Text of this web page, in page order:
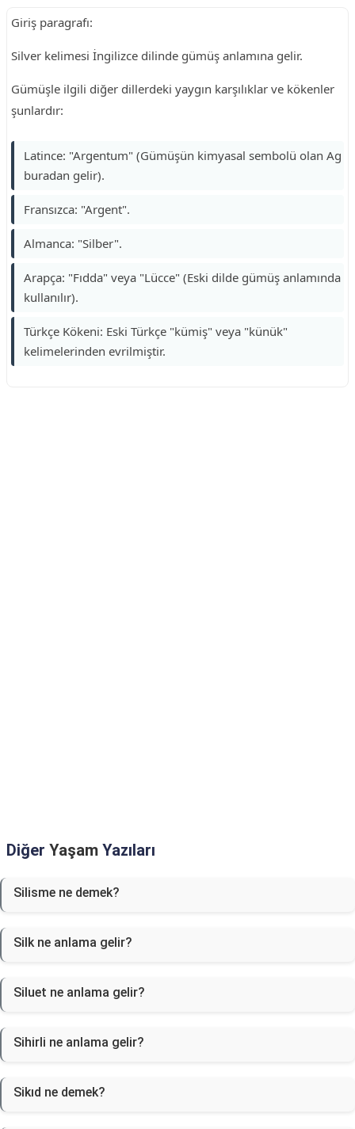
Giriş paragrafı:
Silver kelimesi İngilizce dilinde gümüş anlamına gelir.
Gümüşle ilgili diğer dillerdeki yaygın karşılıklar ve kökenler
şunlardır:
Latince: "Argentum" (Gümüşün kimyasal sembolü olan Ag
buradan gelir).
Fransızca: "Argent".
Almanca: "Silber".
Arapça: "Fıdda" veya "Lücce" (Eski dilde gümüş anlamında
kullanılır).
Türkçe Kökeni: Eski Türkçe "kümiş" veya "künük"
kelimelerinden evrilmiştir.
Diğer Yaşam Yazıları
Silisme ne demek?
Silk ne anlama gelir?
Siluet ne anlama gelir?
Sihirli ne anlama gelir?
Sikıd ne demek?